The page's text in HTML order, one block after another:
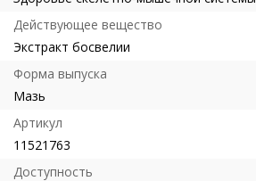
Действующее вещество
Экстракт босвелии
Форма выпуска
Мазь
Артикул
11521763
Доступность